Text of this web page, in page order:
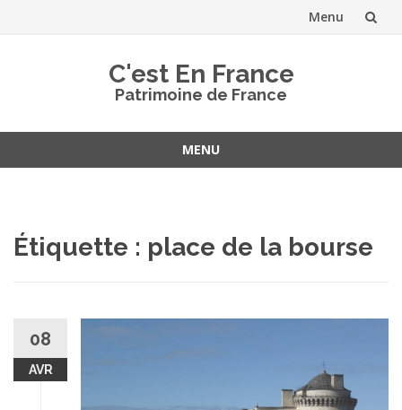
Menu
C'est En France
Patrimoine de France
MENU
Étiquette : place de la bourse
08
AVR